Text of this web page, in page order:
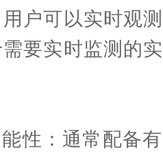
户可以实时观
要实时监测的
：通常配备有